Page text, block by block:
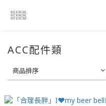
ACC配件類
商品排序